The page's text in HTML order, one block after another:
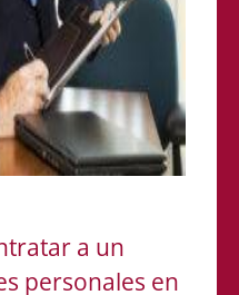
a un
personales en